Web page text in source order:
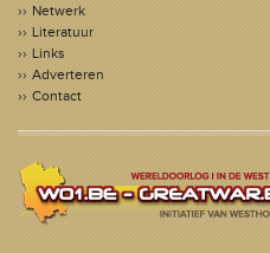
Netwerk
Literatuur
Links
Adverteren
Contact